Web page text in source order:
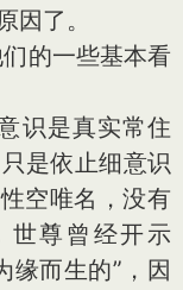
因了。
的一些基本看
是真实常住
是依止细意识
空唯名，没有
世尊曾经开示
缘而生的”，因